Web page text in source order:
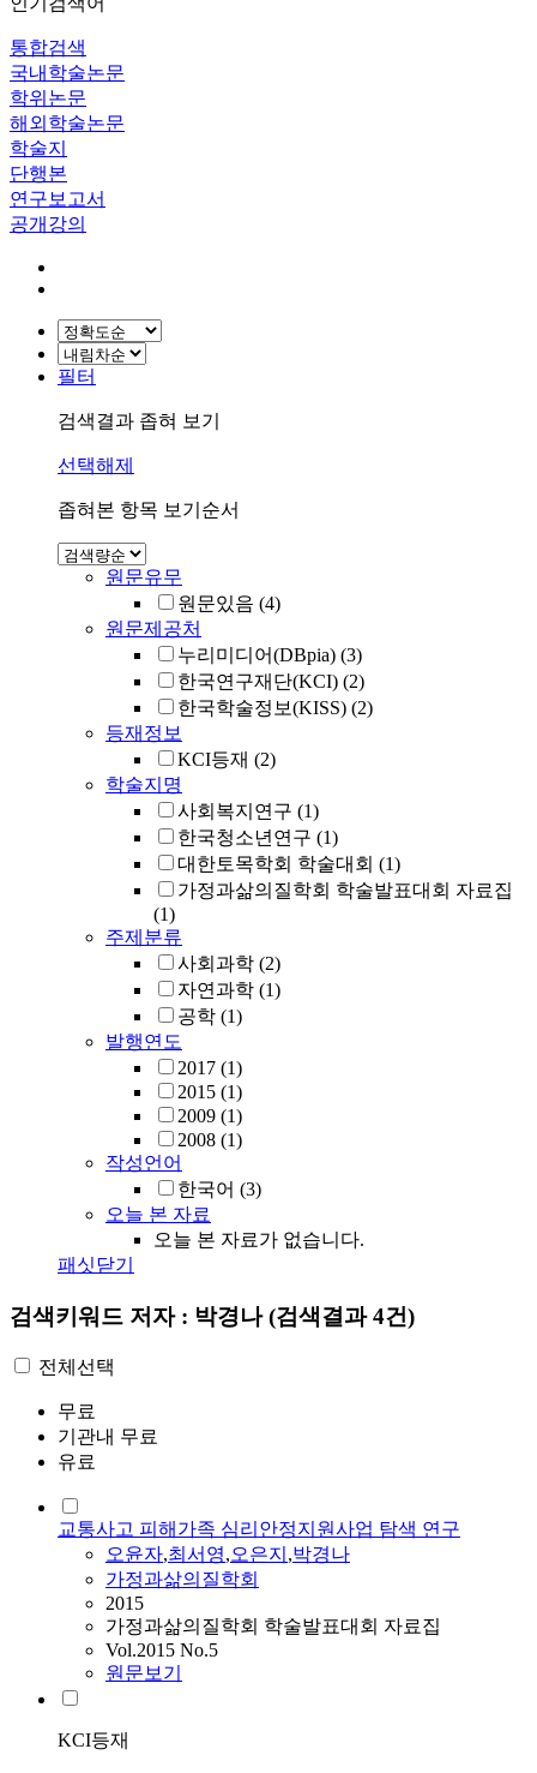
통합검색
국내학술논문
학위논문
해외학술논문
학술지
단행본
연구보고서
공개강의
필터
검색결과 좁혀 보기
선택해제
좁혀본 항목 보기순서
원문유무
원문있음 (4)
원문제공처
누리미디어(DBpia) (3)
한국연구재단(KCI) (2)
한국학술정보(KISS) (2)
등재정보
KCI등재 (2)
학술지명
사회복지연구 (1)
한국청소년연구 (1)
대한토목학회 학술대회 (1)
가정과삶의질학회 학술발표대회 자료집
(1)
주제분류
사회과학 (2)
자연과학 (1)
공학 (1)
발행연도
2017 (1)
2015 (1)
2009 (1)
2008 (1)
작성언어
한국어 (3)
오늘 본 자료
오늘 본 자료가 없습니다.
패싯닫기
검색키워드 저자 : 박경나(검색결과 4건)
전체선택
무료
기관내 무료
유료
교통사고 피해가족 심리안정지원사업 탐색 연구
오윤자,최서영,오은지 ,박경나
가정과삶의질학회
2015
가정과삶의질학회 학술발표대회 자료집
Vol.2015 No.5
원문보기
KCI등재